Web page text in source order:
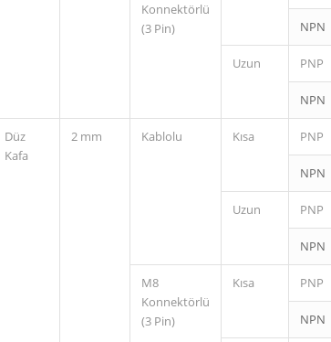
Konnektörlü
(3 Pin)
NPN
Uzun PNP
NPN
Düz
Kafa
2 mm Kablolu Kısa PNP
NPN
Uzun PNP
NPN
M8
Konnektörlü
(3 Pin)
Kısa PNP
NPN